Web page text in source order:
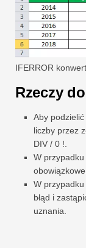
IFERROR
Rzeczy
Aby
liczby przez
DIV / 0 !.
W
W przypadku
błąd i
uznania.